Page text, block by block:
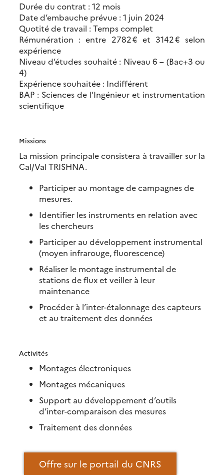
Durée du contrat : 12 mois
Date d’embauche prévue : 1 juin 2024
Quotité de travail : Temps complet
Rémunération : entre 2782 € et 3142 € selon
expérience
Niveau d’études souhaité : Niveau 6 – (Bac+3 ou
4)
Expérience souhaitée : Indifférent
BAP : Sciences de l’Ingénieur et instrumentation
scientifique
Missions
La mission principale consistera à travailler sur la
Cal/Val TRISHNA.
Participer au montage de campagnes de
mesures.
Identifier les instruments en relation avec
les chercheurs
Participer au développement instrumental
(moyen infrarouge, fluorescence)
Réaliser le montage instrumental de
stations de flux et veiller à leur
maintenance
Procéder à l’inter-étalonnage des capteurs
et au traitement des données
Activités
Montages électroniques
Montages mécaniques
Support au développement d’outils
d’inter-comparaison des mesures
Traitement des données
Offre sur le portail du CNRS